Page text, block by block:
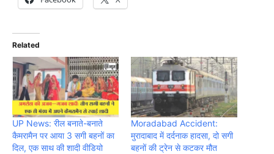
Related
UP News: रील बनाते-बनाते
कैमरामैन पर आया 3 सगी बहनों का
दिल, एक साथ की शादी वीडियो
Moradabad Accident:
मुरादाबाद में दर्दनाक हादसा, दो सगी
बहनों की ट्रेन से कटकर मौत